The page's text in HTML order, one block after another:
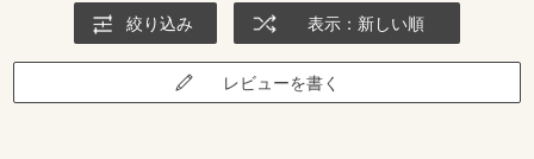
絞り込み 表示：新しい順
レビューを書く